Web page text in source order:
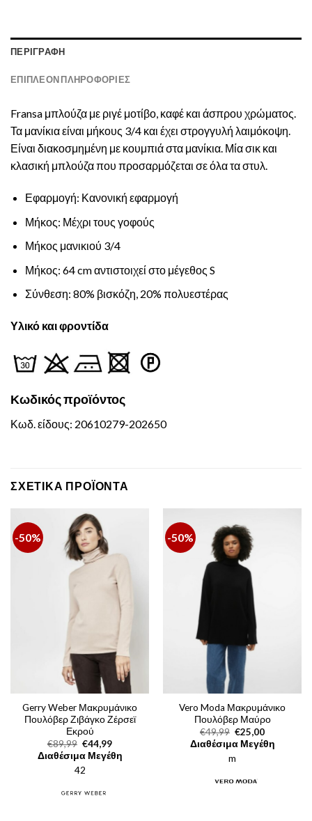
ΠΕΡΙΓΡΑΦΉ
ΕΠΙΠΛΈΟΝ ΠΛΗΡΟΦΟΡΊΕΣ
Fransa μπλούζα με ριγέ μοτίβο, καφέ και άσπρου χρώματος.
Τα μανίκια είναι μήκους 3/4 και έχει στρογγυλή λαιμόκοψη.
Είναι διακοσμημένη με κουμπιά στα μανίκια. Μία σικ και
κλασική μπλούζα που προσαρμόζεται σε όλα τα στυλ.
Εφαρμογή: Κανονική εφαρμογή
Μήκος: Μέχρι τους γοφούς
Μήκος μανικιού 3/4
Μήκος: 64 cm αντιστοιχεί στο μέγεθος S
Σύνθεση: 80% βισκόζη, 20% πολυεστέρας
Υλικό και φροντίδα
Κωδικόςπροϊόντος
Κωδ. είδους: 20610279-202650
ΣΧΕΤΙΚΆ ΠΡΟΪΌΝΤΑ
-50%
Gerry Weber Μακρυμάνικο
Πουλόβερ Ζιβάγκο Ζέρσεϊ
Εκρού
€89,99 Original
price
was:
€89,99.
€44,99Η
τρέχουσα
τιμή
Διαθέσιμα Μεγέθη
42
-50%
Vero Moda Μακρυμάνικο
Πουλόβερ Μαύρο
€49,99 Original
price
was:
€49,99.
€25,00Η
τρέχουσα
τιμή
Διαθέσιμα Μεγέθη
m